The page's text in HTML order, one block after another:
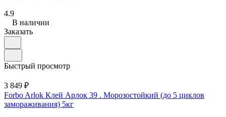
4.9
В наличии
Заказать
Быстрый просмотр
3 849 ₽
Forbo Arlok Клей Арлок 39 . Морозостойкий (до 5 циклов
замораживания) 5кг